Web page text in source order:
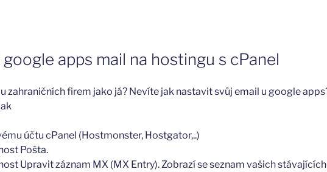
apps mail na hostingu s cPanel
zahraničních firem jako já? Nevíte jak nastavit svůj email u google
účtu cPanel (Hostmonster, Hostgator,..)
Pošta.
Upravit záznam MX (MX Entry). Zobrazí se seznam vašich